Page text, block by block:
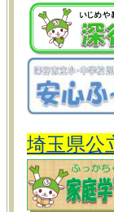
埼玉県公